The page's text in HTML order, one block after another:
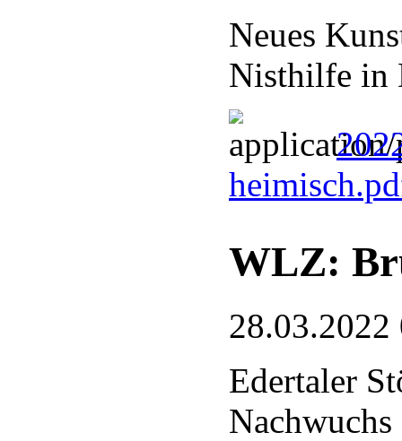
Neues
Nisthilfe in
WLZ:
28.03.2022
Edertaler
Nachwuchs